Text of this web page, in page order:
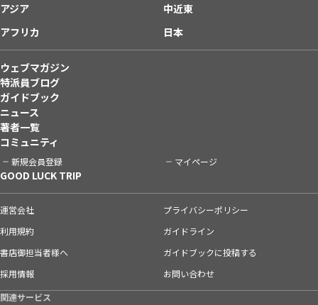
アジア
中近東
アフリカ
日本
ウェブマガジン
特派員ブログ
ガイドブック
ニュース
著者一覧
コミュニティ
新規会員登録 マイページ
GOOD LUCK TRIP
運営会社
プライバシーポリシー
利用規約
ガイドライン
書店御担当者様へ
ガイドブックに投稿する
採用情報
お問い合わせ
関連サービス